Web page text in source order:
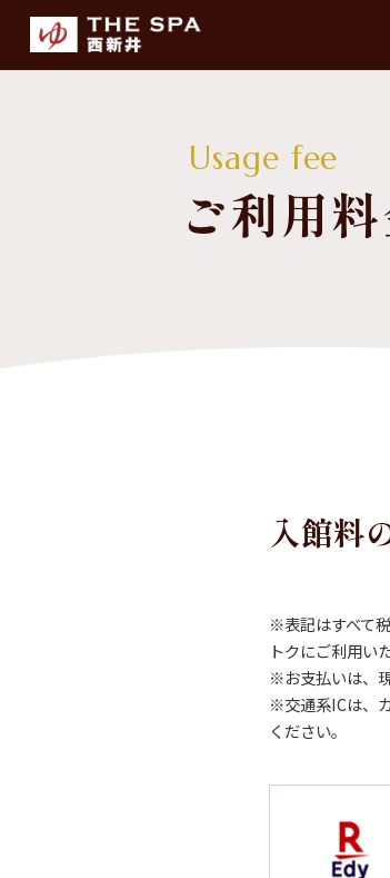
Usage fee
ご利用
入館料
※表記はすべて
トクにご利用い
※お支払いは、
※交通系ICは、
ください。